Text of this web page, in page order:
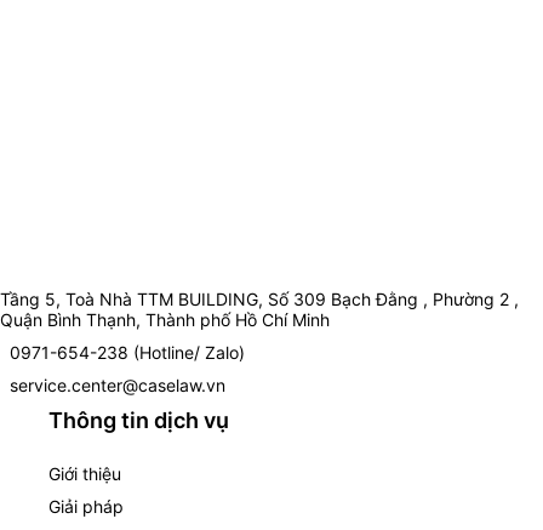
Tầng 5, Toà Nhà TTM BUILDING, Số 309 Bạch Đằng , Phường 2 ,
Quận Bình Thạnh, Thành phố Hồ Chí Minh
0971-654-238 (Hotline/ Zalo)
service.center@caselaw.vn
Thông tin dịch vụ
Giới thiệu
Giải pháp